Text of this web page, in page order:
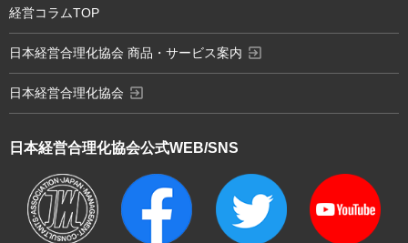
日本経営合理化協会公式WEB/SNS
経営コラムTOP
日本経営合理化協会 商品・サービス案内 exit_to_app
日本経営合理化協会 exit_to_app